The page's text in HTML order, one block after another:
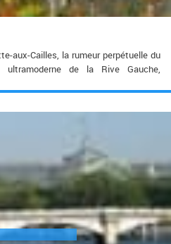
aux-Cailles, la rumeur perpétuelle du
de la Rive Gauche,